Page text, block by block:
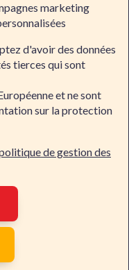
Contacter Dawan
centres
à Bruxelles
droits réservés
marketing
d'avoir des données
tierces qui sont
et ne sont
sur la protection
de gestion des